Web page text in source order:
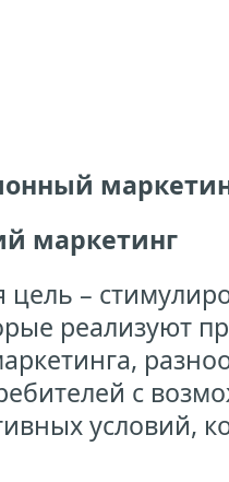
маркетинг
цель –
реализуют
с
условий,